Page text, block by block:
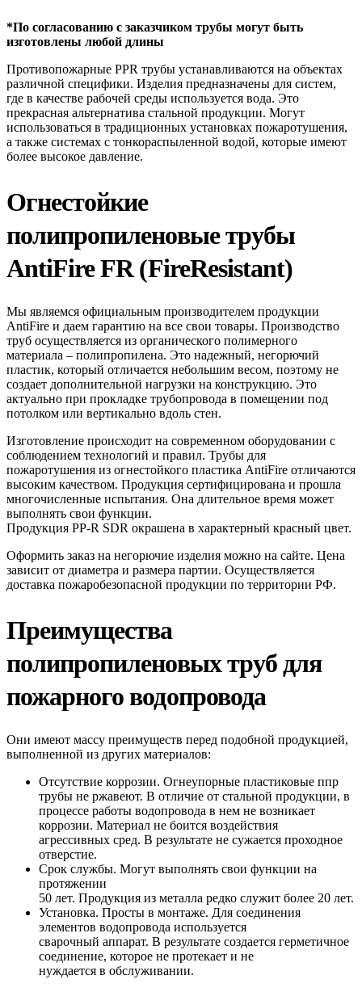
*По согласованию с заказчиком трубы могут быть
изготовлены любой длины
Противопожарные PPR трубы устанавливаются на объектах
различной специфики. Изделия предназначены для систем,
где в качестве рабочей среды используется вода. Это
прекрасная альтернатива стальной продукции. Могут
использоваться в традиционных установках пожаротушения,
а также системах с тонкораспыленной водой, которые имеют
более высокое давление.
Огнестойкие
полипропиленовые трубы
AntiFire FR (FireResistant)
Мы являемся официальным производителем продукции
AntiFire и даем гарантию на все свои товары. Производство
труб осуществляется из органического полимерного
материала – полипропилена. Это надежный, негорючий
пластик, который отличается небольшим весом, поэтому не
создает дополнительной нагрузки на конструкцию. Это
актуально при прокладке трубопровода в помещении под
потолком или вертикально вдоль стен.
Изготовление происходит на современном оборудовании с
соблюдением технологий и правил. Трубы для
пожаротушения из огнестойкого пластика AntiFire отличаются
высоким качеством. Продукция сертифицирована и прошла
многочисленные испытания. Она длительное время может
выполнять свои функции.
Продукция PP-R SDR окрашена в характерный красный цвет.
Оформить заказ на негорючие изделия можно на сайте. Цена
зависит от диаметра и размера партии. Осуществляется
доставка пожаробезопасной продукции по территории РФ.
Преимущества
полипропиленовых труб для
пожарного водопровода
Они имеют массу преимуществ перед подобной продукцией,
выполненной из других материалов:
Отсутствие коррозии. Огнеупорные пластиковые ппр
трубы не ржавеют. В отличие от стальной продукции, в
процессе работы водопровода в нем не возникает
коррозии. Материал не боится воздействия
агрессивных сред. В результате не сужается проходное
отверстие.
Срок службы. Могут выполнять свои функции на
протяжении
50 лет. Продукция из металла редко служит более 20 лет.
Установка. Просты в монтаже. Для соединения
элементов водопровода используется
сварочный аппарат. В результате создается герметичное
соединение, которое не протекает и не
нуждается в обслуживании.